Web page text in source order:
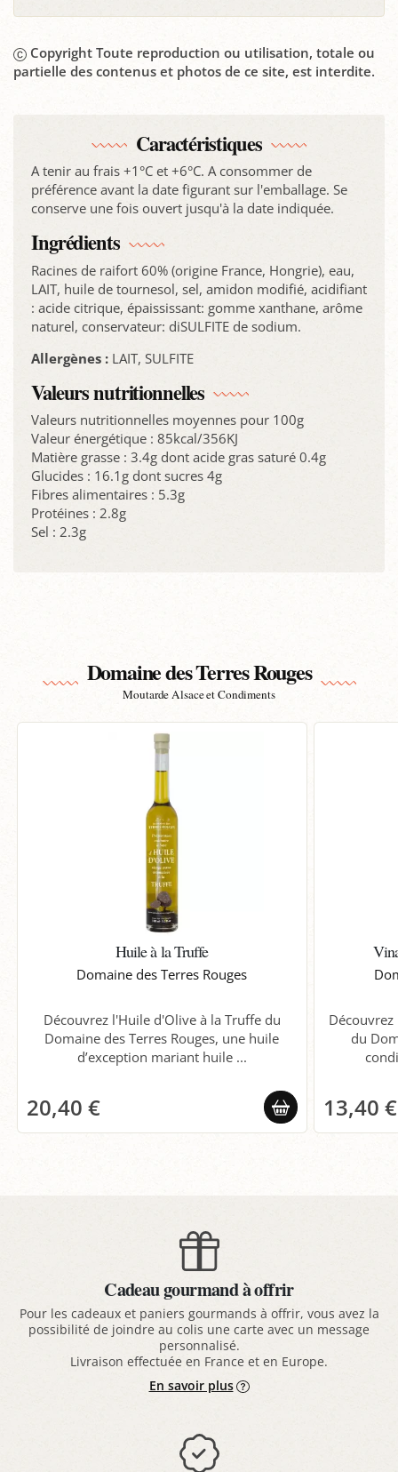
Copyright Toute reproduction ou utilisation, totale ou
partielle des contenus et photos de ce site, est interdite.
Caractéristiques
A tenir au frais +1°C et +6°C. A consommer de
préférence avant la date figurant sur l'emballage. Se
conserve une fois ouvert jusqu'à la date indiquée.
Ingrédients
Racines de raifort 60% (origine France, Hongrie), eau,
LAIT, huile de tournesol, sel, amidon modifié, acidifiant
: acide citrique, épaississant: gomme xanthane, arôme
naturel, conservateur: diSULFITE de sodium.
Allergènes : LAIT, SULFITE
Valeurs nutritionnelles
Valeurs nutritionnelles moyennes pour 100g
Valeur énergétique : 85kcal/356KJ
Matière grasse : 3.4g dont acide gras saturé 0.4g
Glucides : 16.1g dont sucres 4g
Fibres alimentaires : 5.3g
Protéines : 2.8g
Sel : 2.3g
Domaine des Terres Rouges
Moutarde Alsace et Condiments
Huile à la Truffe
Domaine des Terres Rouges
Découvrez l'Huile d'Olive à la Truffe du
Domaine des Terres Rouges, une huile
d’exception mariant huile ...
20,40 €
du
13,40 €
Cadeau gourmand à offrir
Pour les cadeaux et paniers gourmands à offrir, vous avez la
possibilité de joindre au colis une carte avec un message
personnalisé.
Livraison effectuée en France et en Europe.
En savoir plus